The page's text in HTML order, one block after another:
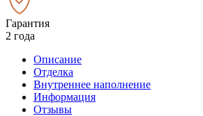
Гарантия
2 года
Описание
Отделка
Внутреннее наполнение
Информация
Отзывы